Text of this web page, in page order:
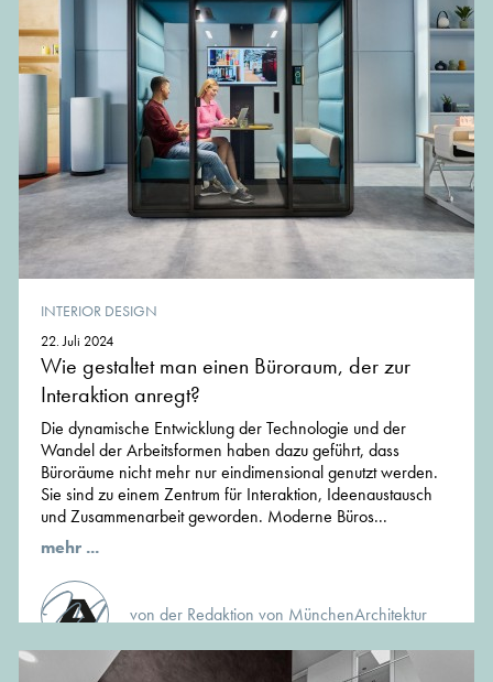
INTERIOR DESIGN
22. Juli 2024
Wie gestaltet man einen Büroraum, der zur
Interaktion anregt?
Die dynamische Entwicklung der Technologie und der
Wandel der Arbeitsformen haben dazu geführt, dass
Büroräume nicht mehr nur eindimensional genutzt werden.
Sie sind zu einem Zentrum für Interaktion, Ideenaustausch
und Zusammenarbeit geworden. Moderne Büros...
mehr ...
von der Redaktion von MünchenArchitektur